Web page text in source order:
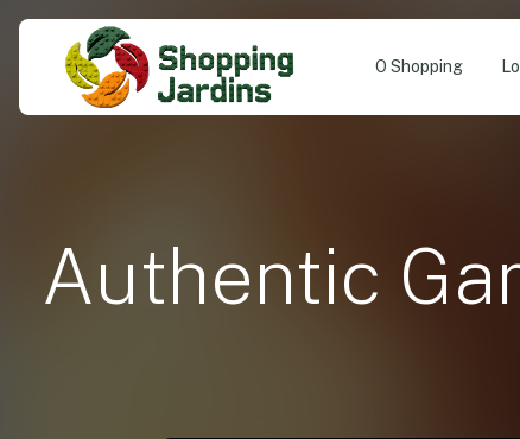
O Shopping
Authentic